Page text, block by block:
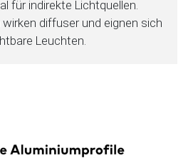
für indirekte Lichtquellen.
wirken diffuser und eignen sich
Leuchten.